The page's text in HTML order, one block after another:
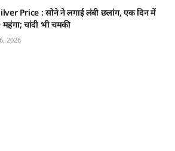
Price : सोने ने लगाई लंबी छलांग, एक दिन में
चांदी भी चमकी
2026